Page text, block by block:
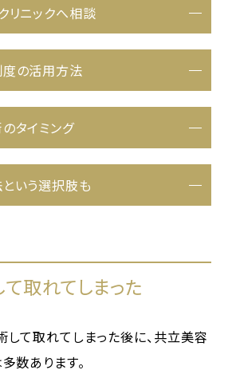
リニックへ相談
の活用方法
タイミング
いう選択肢も
取れてしまった
して取れてしまった後に、共立美容
数あります。